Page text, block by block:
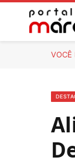
VOCÊ